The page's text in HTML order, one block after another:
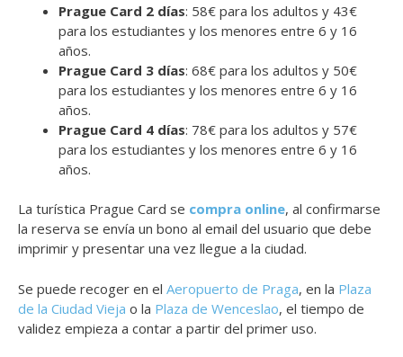
Prague Card 2 días: 58€ para los adultos y 43€
para los estudiantes y los menores entre 6 y 16
años.
Prague Card 3 días: 68€ para los adultos y 50€
para los estudiantes y los menores entre 6 y 16
años.
Prague Card 4 días: 78€ para los adultos y 57€
para los estudiantes y los menores entre 6 y 16
años.
La turística Prague Card se compra online, al confirmarse
la reserva se envía un bono al email del usuario que debe
imprimir y presentar una vez llegue a la ciudad.
Se puede recoger en el Aeropuerto de Praga, en la Plaza
de la Ciudad Vieja o la Plaza de Wenceslao, el tiempo de
validez empieza a contar a partir del primer uso.